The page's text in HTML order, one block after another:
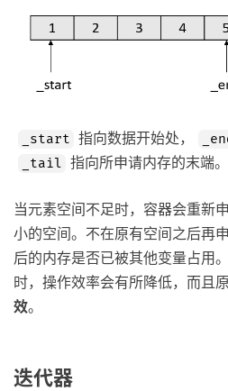
_start 指向数据开始处，
_tail 指向所申请内存的末端。
当元素空间不足时，容器会重新
小的空间。不在原有空间之后再
后的内存是否已被其他变量占用
时，操作效率会有所降低，而且
效。
迭代器